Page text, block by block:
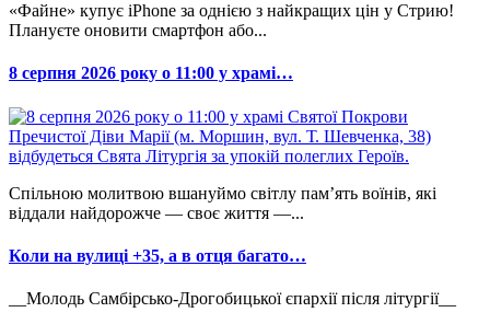
«Файне» купує iPhone за однією з найкращих цін у Стрию!
Плануєте оновити смартфон або...
8 серпня 2026 року о 11:00 у храмі…
Спільною молитвою вшануймо світлу пам’ять воїнів, які
віддали найдорожче — своє життя —...
Коли на вулиці +35, а в отця багато…
__Молодь Самбірсько-Дрогобицької єпархії після літургії__